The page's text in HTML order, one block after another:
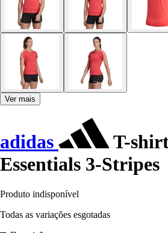
Ver mais
adidas
T-
Essentials 3-Stripes
Produto indisponível
Todas as variações esgotadas